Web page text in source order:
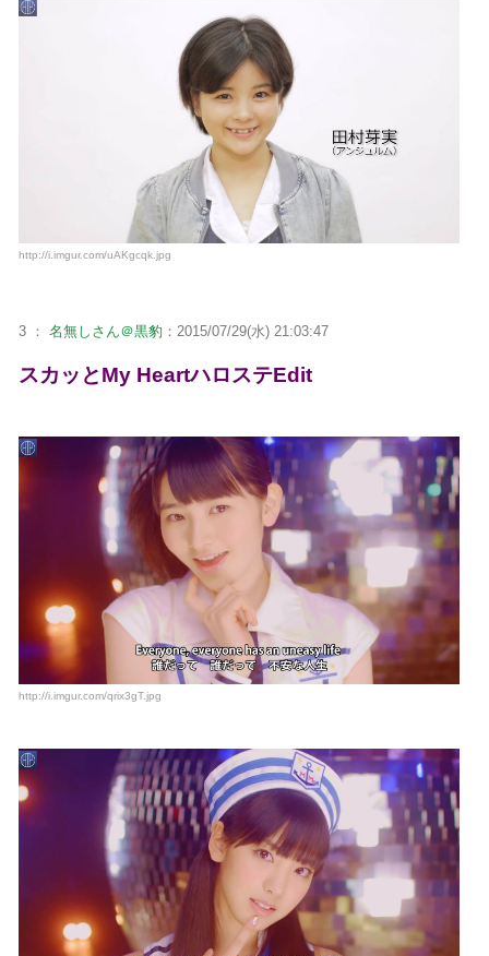
http://i.imgur.com/uAKgcqk.jpg
3 ： 名無しさん＠黒豹 ：2015/07/29(水) 21:03:47
スカッとMy HeartハロステEdit
http://i.imgur.com/qrix3gT.jpg